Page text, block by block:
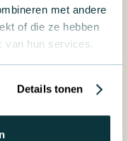
met andere
of die ze hebben
van hun services.
Details tonen
je start, moet je